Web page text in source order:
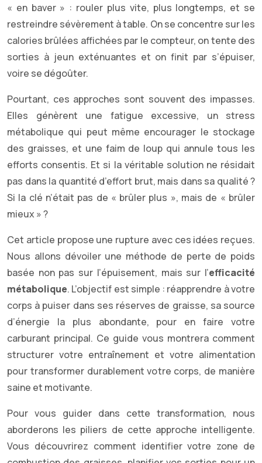
« en baver » : rouler plus vite, plus longtemps, et se
restreindre sévèrement à table. On se concentre sur les
calories brûlées affichées par le compteur, on tente des
sorties à jeun exténuantes et on finit par s’épuiser,
voire se dégoûter.
Pourtant, ces approches sont souvent des impasses.
Elles génèrent une fatigue excessive, un stress
métabolique qui peut même encourager le stockage
des graisses, et une faim de loup qui annule tous les
efforts consentis. Et si la véritable solution ne résidait
pas dans la quantité d’effort brut, mais dans sa qualité ?
Si la clé n’était pas de « brûler plus », mais de « brûler
mieux » ?
Cet article propose une rupture avec ces idées reçues.
Nous allons dévoiler une méthode de perte de poids
basée non pas sur l’épuisement, mais sur l’efficacité
métabolique. L’objectif est simple : réapprendre à votre
corps à puiser dans ses réserves de graisse, sa source
d’énergie la plus abondante, pour en faire votre
carburant principal. Ce guide vous montrera comment
structurer votre entraînement et votre alimentation
pour transformer durablement votre corps, de manière
saine et motivante.
Pour vous guider dans cette transformation, nous
aborderons les piliers de cette approche intelligente.
Vous découvrirez comment identifier votre zone de